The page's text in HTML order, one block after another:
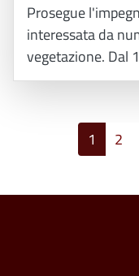
Prosegue
interessata da
vegetazione. Dal
Paginazione
1 2